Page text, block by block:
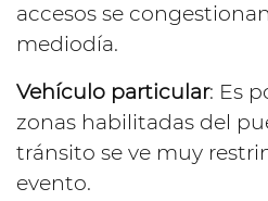
accesos se
mediodía.
Vehículo particular: Es
zonas habilitadas del
tránsito se ve muy
evento.